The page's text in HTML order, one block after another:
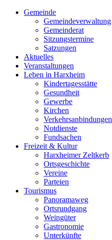
Gemeinde
Gemeindeverwaltung
Gemeinderat
Sitzungstermine
Satzungen
Aktuelles
Veranstaltungen
Leben in Harxheim
Kindertagesstätte
Gesundheit
Gewerbe
Kirchen
Verkehrsanbindungen
Notdienste
Fundsachen
Freizeit & Kultur
Harxheimer Zeltkerb
Ortsgeschichte
Vereine
Parteien
Tourismus
Panoramaweg
Ortsrundgang
Weingüter
Gastronomie
Unterkünfte